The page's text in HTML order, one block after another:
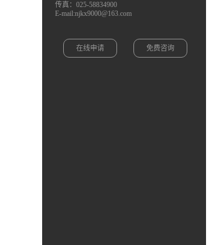
传真：025-58834900
E-mail:njkx9000@163.com
在线申请 免费咨询